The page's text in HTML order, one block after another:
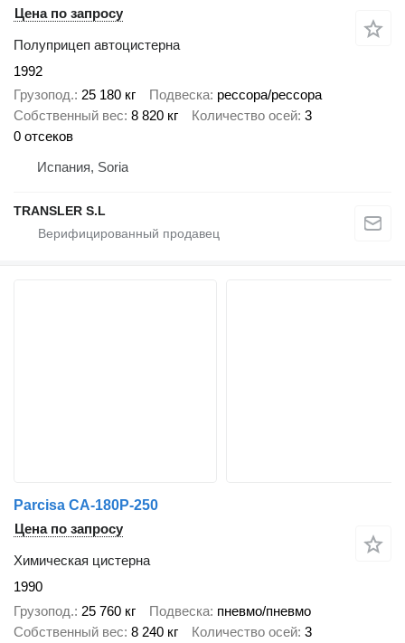
Цена по запросу
Полуприцеп автоцистерна
1992
Грузопод. 25 180 кг Подвеска рессора/рессора
Собственный вес 8 820 кг Количество осей 3
0 отсеков
Испания, Soria
TRANSLER S.L
Parcisa CA-180P-250
Цена по запросу
Химическая цистерна
1990
Грузопод. 25 760 кг Подвеска пневмо/пневмо
Собственный вес 8 240 кг Количество осей 3